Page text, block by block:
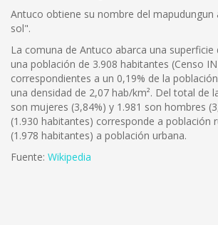
Antuco obtiene su nombre del mapudungun
sol".
La comuna de Antuco abarca una superficie
una población de 3.908 habitantes (Censo
correspondientes a un 0,19% de la
una densidad de 2,07 hab/km². Del total de
son mujeres (3,84%) y 1.981 son hombres
(1.930 habitantes) corresponde a población
(1.978 habitantes) a población urbana.
Fuente: Wikipedia